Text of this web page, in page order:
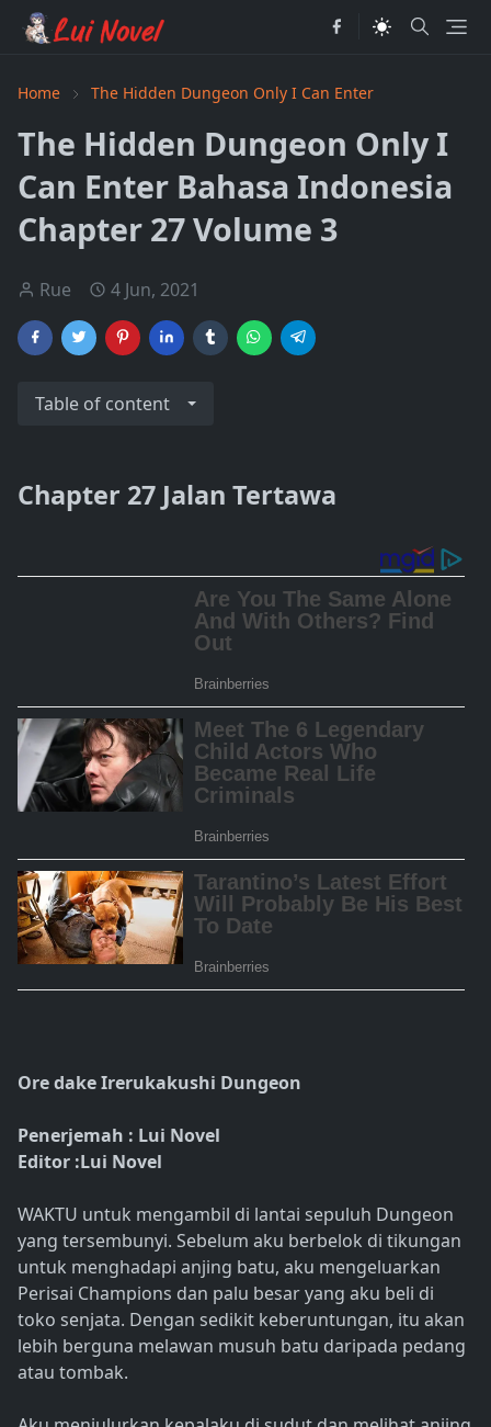
Home The Hidden Dungeon Only I Can Enter
The Hidden Dungeon Only I
Can Enter Bahasa Indonesia
Chapter 27 Volume 3
Rue 4 Jun, 2021
Table of content
Chapter 27 Jalan Tertawa
Ore dake Irerukakushi Dungeon
Penerjemah : Lui Novel
Editor :Lui Novel
WAKTU untuk mengambil di lantai sepuluh Dungeon
yang tersembunyi. Sebelum aku berbelok di tikungan
untuk menghadapi anjing batu, aku mengeluarkan
Perisai Champions dan palu besar yang aku beli di
toko senjata. Dengan sedikit keberuntungan, itu akan
lebih berguna melawan musuh batu daripada pedang
atau tombak.